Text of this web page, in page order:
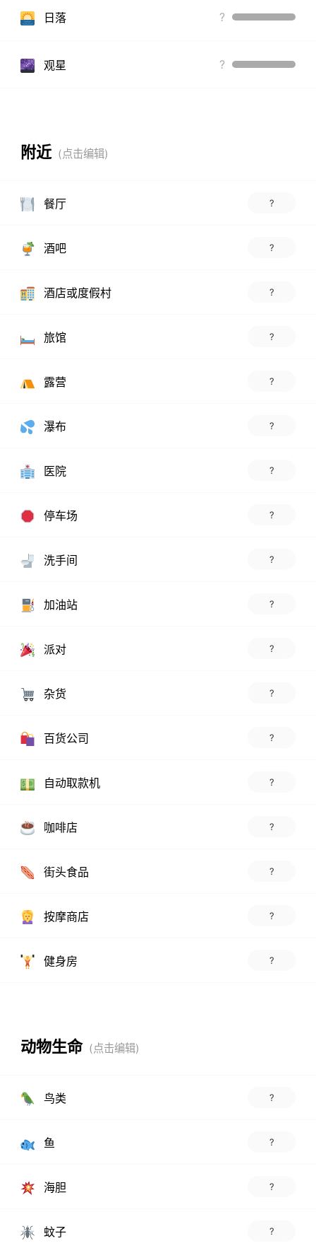
日落 ?
观星 ?
附近
餐厅 ?
酒吧 ?
酒店或度假村 ?
旅馆 ?
露营 ?
瀑布 ?
医院 ?
停车场 ?
洗手间 ?
加油站 ?
派对 ?
杂货 ?
百货公司 ?
自动取款机 ?
咖啡店 ?
街头食品 ?
按摩商店 ?
健身房 ?
动物生命
鸟类 ?
鱼 ?
海胆 ?
蚊子 ?